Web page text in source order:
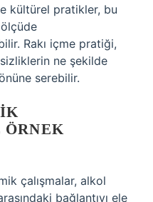
kültürel pratikler, bu
Rakı içme pratiği,
ne şekilde
serebilir.
ÖRNEK
çalışmalar, alkol
bağlantıyı ele